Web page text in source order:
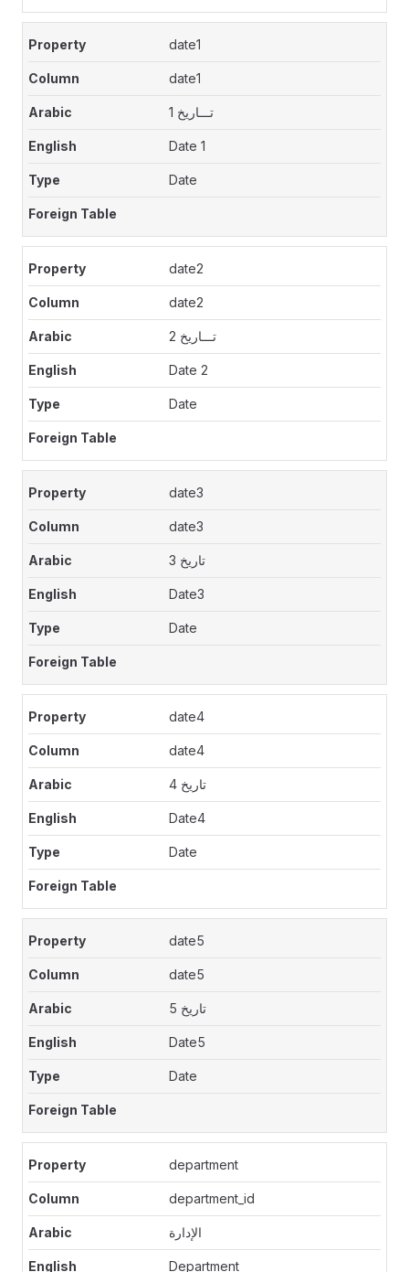
date1
date1
تـــاريخ 1
Date 1
Date
date2
date2
تـــاريخ 2
Date 2
Date
date3
date3
تاريخ 3
Date3
Date
date4
date4
تاريخ 4
Date4
Date
date5
date5
تاريخ 5
Date5
Date
department
department_id
الإدارة
Department